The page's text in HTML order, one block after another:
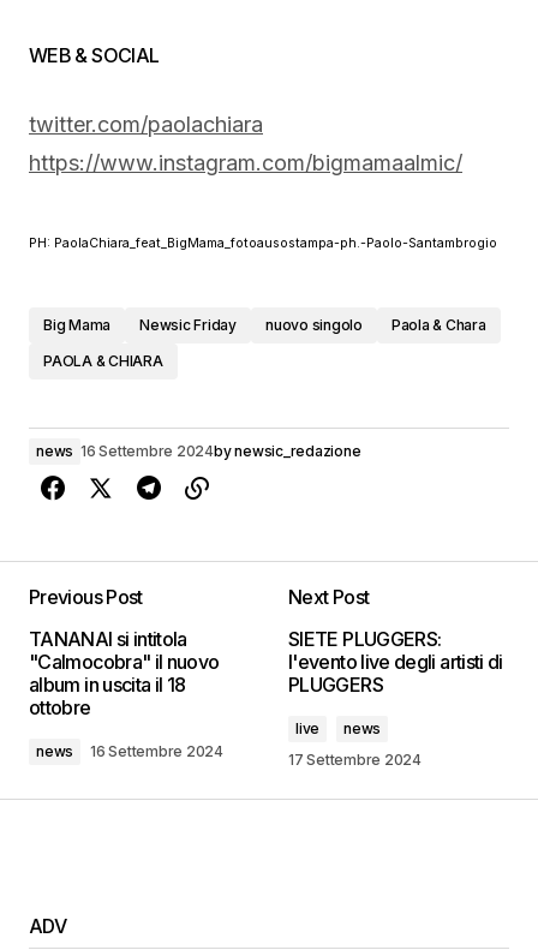
WEB & SOCIAL
twitter.com/paolachiara
https://www.instagram.com/bigmamaalmic/
PH: PaolaChiara_feat_BigMama_fotoausostampa-ph.-Paolo-Santambrogio
Big Mama Newsic Friday nuovo singolo
Paola & Chara
PAOLA & CHIARA
news 16 Settembre 2024bynewsic_redazione
Previous Post
TANANAI si intitola
"Calmocobra" il nuovo
album in uscita il 18
ottobre
news 16 Settembre 2024
Next Post
SIETE PLUGGERS:
l'evento live degli artisti di
PLUGGERS
live
news
17 Settembre 2024
ADV